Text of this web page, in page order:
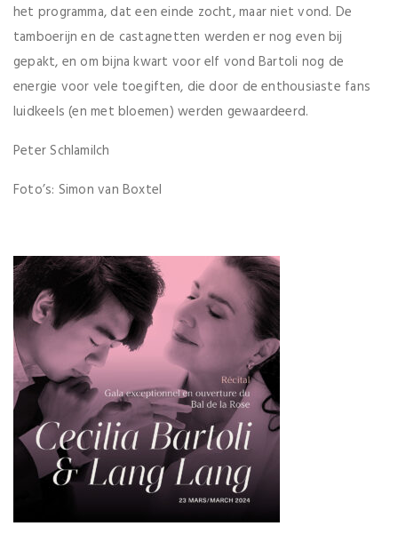
het programma, dat een einde zocht, maar niet vond. De
tamboerijn en de castagnetten werden er nog even bij
gepakt, en om bijna kwart voor elf vond Bartoli nog de
energie voor vele toegiften, die door de enthousiaste fans
luidkeels (en met bloemen) werden gewaardeerd.
Peter Schlamilch
Foto’s: Simon van Boxtel